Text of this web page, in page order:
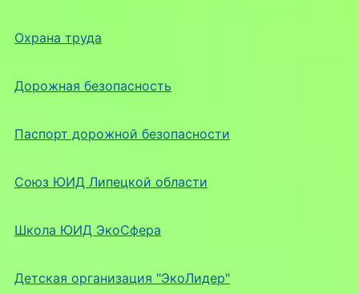
Охрана труда
Дорожная безопасность
Паспорт дорожной безопасности
Союз ЮИД Липецкой области
Школа ЮИД ЭкоСфера
Детская организация "ЭкоЛидер"